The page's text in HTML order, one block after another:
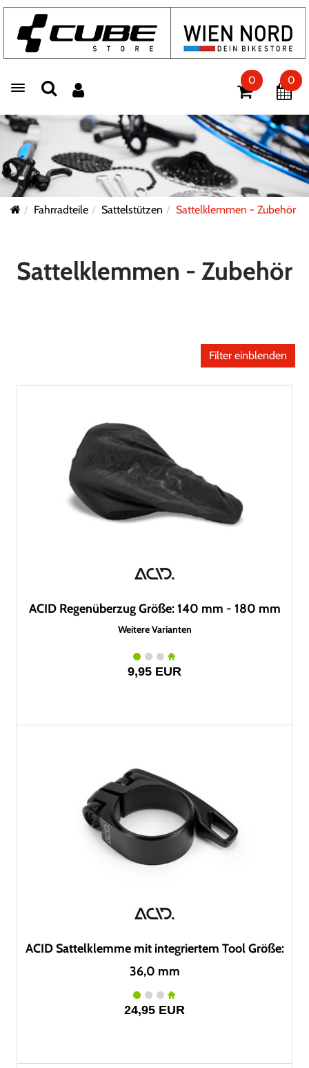
Toggle navigation
0 0
Fahrradteile Sattelstützen Sattelklemmen - Zubehör
Sattelklemmen - Zubehör
Filter einblenden
ACID Regenüberzug Größe: 140 mm - 180 mm
Weitere Varianten
9,95 EUR
ACID Sattelklemme mit integriertem Tool Größe:
36,0 mm
24,95 EUR